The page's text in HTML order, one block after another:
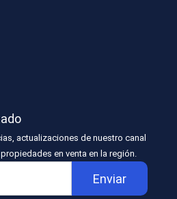
actualizaciones de nuestro canal
en venta en la región.
Enviar